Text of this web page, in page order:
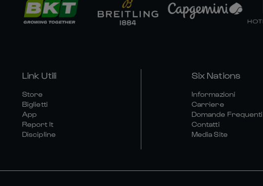
Link Utili
Store
Biglietti
App
Report It
Discipline
Six Nations
Informazioni
Carriere
Domande Frequenti
Contatti
Media Site